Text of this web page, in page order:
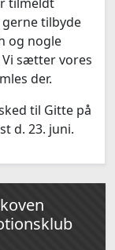
tilbyde
og nogle
sætter vores
der.
til Gitte på
d. 23. juni.